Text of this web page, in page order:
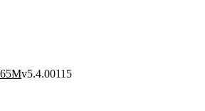
65Mv5.4.00115